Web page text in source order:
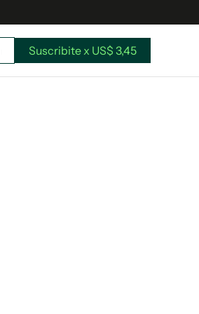
Suscribite x US$ 3,45